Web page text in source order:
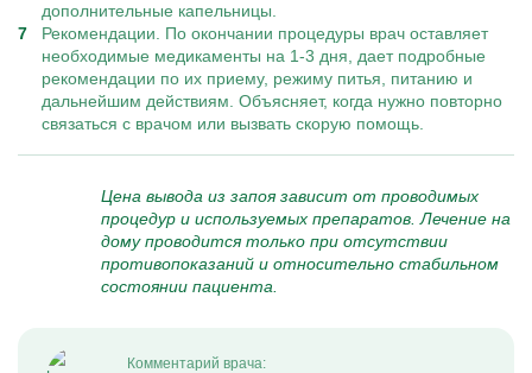
дополнительные капельницы.
Рекомендации. По окончании процедуры врач оставляет
необходимые медикаменты на 1-3 дня, дает подробные
рекомендации по их приему, режиму питья, питанию и
дальнейшим действиям. Объясняет, когда нужно повторно
связаться с врачом или вызвать скорую помощь.
Цена вывода из запоя зависит от проводимых
процедур и используемых препаратов. Лечение на
дому проводится только при отсутствии
противопоказаний и относительно стабильном
состоянии пациента.
Комментарий врача: